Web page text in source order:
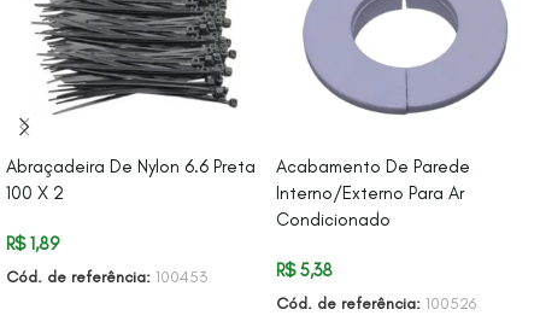
Abraçadeira De Nylon 6.6 Preta
100 X 2
R$1,89
Cód. de referência: 100453
Acabamento De Parede
Interno/Externo Para Ar
Condicionado
R$5,38
Cód. de referência: 100526